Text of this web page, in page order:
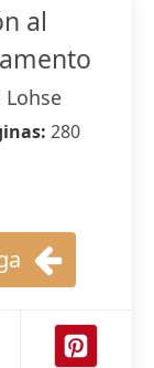
al
Lohse
280